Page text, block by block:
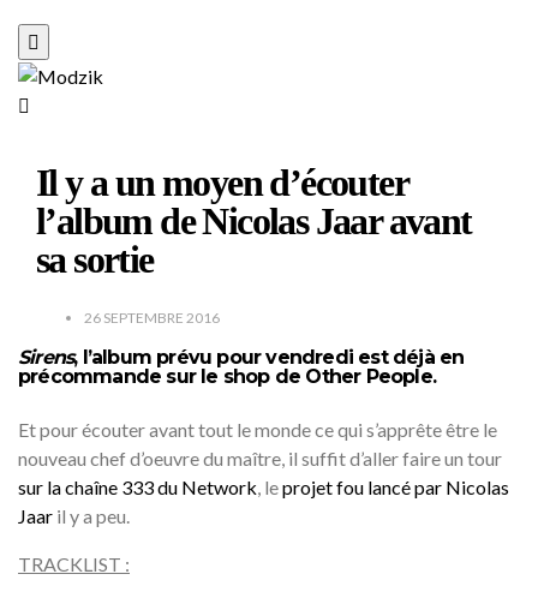
Il y a un moyen d’écouter
l’album de Nicolas Jaar avant
sa sortie
26 SEPTEMBRE 2016
Sirens, l’album prévu pour vendredi est déjà en
précommande sur le shop de Other People.
Et pour écouter avant tout le monde ce qui s’apprête être le
nouveau chef d’oeuvre du maître, il suffit d’aller faire un tour
sur la chaîne 333 du Network, leprojet fou lancé par Nicolas
Jaar il y a peu.
TRACKLIST :